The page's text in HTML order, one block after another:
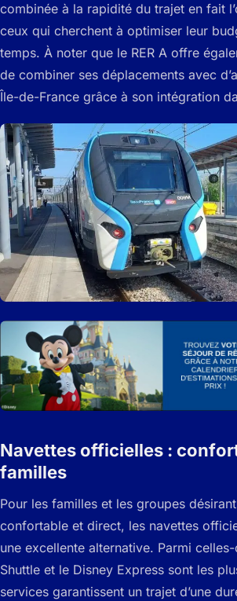
combinée à la rapidité du trajet en fait
ceux qui cherchent à optimiser leur
temps. À noter que le RER A offre
de combiner ses déplacements avec
Île-de-France grâce à son intégration
Navettes officielles :
familles
Pour les familles et les groupes
confortable et direct, les navettes
une excellente alternative. Parmi
Shuttle et le Disney Express sont les
services garantissent un trajet d’une